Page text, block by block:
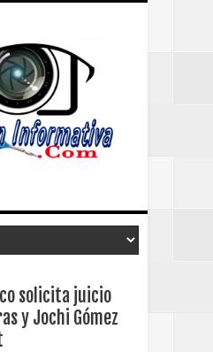
solicita juicio
y Jochi Gómez